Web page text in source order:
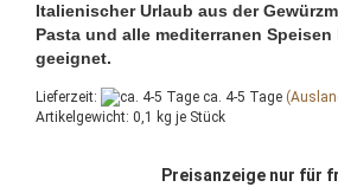
Italienischer Urlaub aus der
Pasta und alle mediterranen Speisen
geeignet.
Lieferzeit: ca. 4-5 Tage
Artikelgewicht: 0,1 kg je Stück
Preisanzeige nur für